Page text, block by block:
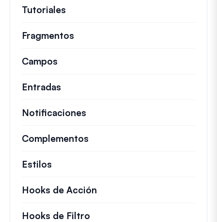
Tutoriales
Fragmentos
Campos
Entradas
Notificaciones
Complementos
Estilos
Hooks de Acción
Hooks de Filtro